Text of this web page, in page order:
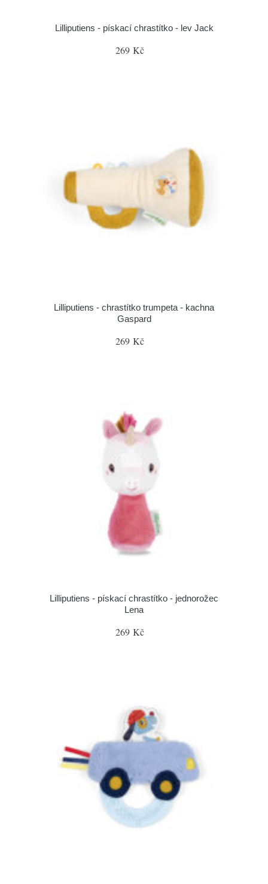
Lilliputiens - pískací chrastítko - lev Jack
269 Kč
Lilliputiens - chrastítko trumpeta - kachna
Gaspard
269 Kč
Lilliputiens - pískací chrastítko - jednorožec
Lena
269 Kč